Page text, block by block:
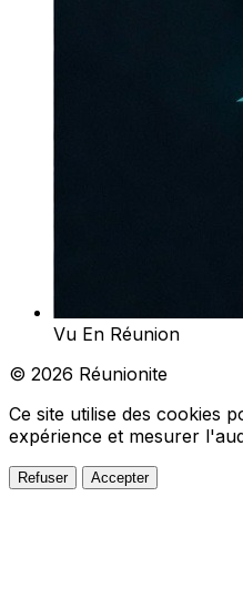
Vu En Réunion
© 2026 Réunionite
Ce site utilise des cookies
expérience et mesurer
Refuser Accepter